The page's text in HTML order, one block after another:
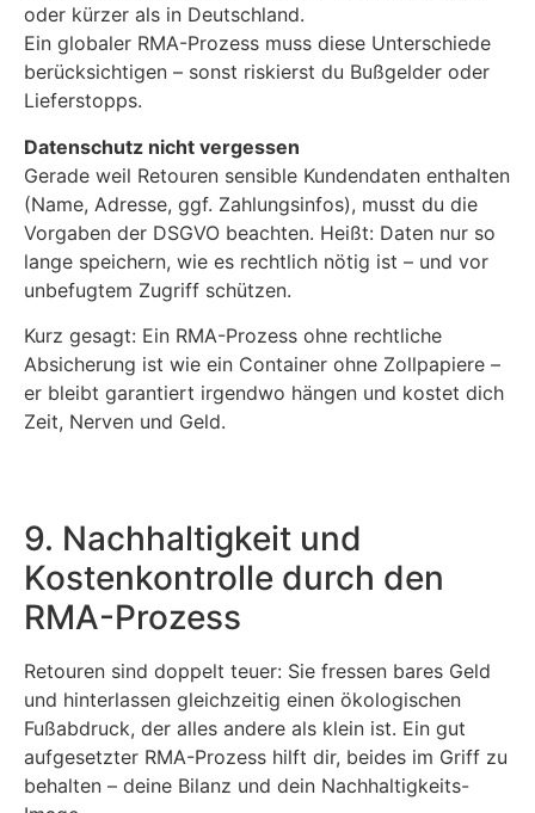
oder kürzer als in Deutschland.
Ein globaler RMA-Prozess muss diese Unterschiede
berücksichtigen – sonst riskierst du Bußgelder oder
Lieferstopps.
Datenschutz nicht vergessen
Gerade weil Retouren sensible Kundendaten enthalten
(Name, Adresse, ggf. Zahlungsinfos), musst du die
Vorgaben der DSGVO beachten. Heißt: Daten nur so
lange speichern, wie es rechtlich nötig ist – und vor
unbefugtem Zugriff schützen.
Kurz gesagt: Ein RMA-Prozess ohne rechtliche
Absicherung ist wie ein Container ohne Zollpapiere –
er bleibt garantiert irgendwo hängen und kostet dich
Zeit, Nerven und Geld.
9. Nachhaltigkeit und
Kostenkontrolle durch den
RMA-Prozess
Retouren sind doppelt teuer: Sie fressen bares Geld
und hinterlassen gleichzeitig einen ökologischen
Fußabdruck, der alles andere als klein ist. Ein gut
aufgesetzter RMA-Prozess hilft dir, beides im Griff zu
behalten – deine Bilanz und dein Nachhaltigkeits-